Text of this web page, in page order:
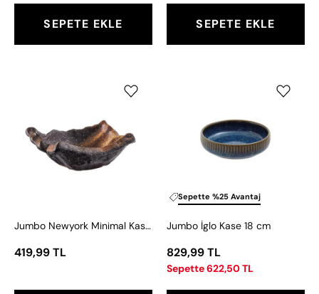
SEPETE EKLE SEPETE EKLE
Newyork
Kase
8
cm
Jumbo Newyork Minimal Kase 8 cm
419,99 TL
Sepette %25 Avantaj
18
cm
Jumbo İglo Kase 18 cm
829,99 TL
Sepette 622,50 TL